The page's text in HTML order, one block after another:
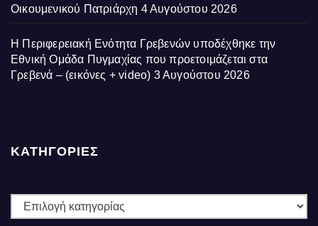
Οικουμενικού Πατριάρχη 4 Αυγούστου 2026
Η Περιφερειακή Ενότητα Γρεβενών υποδέχθηκε την
Εθνική Ομάδα Πυγμαχίας που προετοιμάζεται στα
Γρεβενά – (εικόνες + video) 3 Αυγούστου 2026
ΚΑΤΗΓΟΡΙΕΣ
ΚΑΤΗΓΟΡΙΕΣ